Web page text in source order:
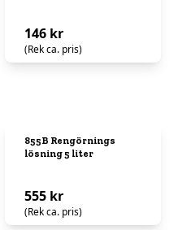
146 kr
(Rek ca. pris)
855B Rengörnings
lösning 5 liter
555 kr
(Rek ca. pris)